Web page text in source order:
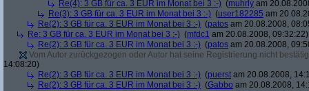
Re(4): 3 GB für ca. 3 EUR im Monat bei 3 :-) (muhrly am
Re(3): 3 GB für ca. 3 EUR im Monat bei 3 :-) (user182285 am
Re(2): 3 GB für ca. 3 EUR im Monat bei 3 :-) (patos am 20.08.2008,
Re: 3 GB für ca. 3 EUR im Monat bei 3 :-) (mfdc1 am 20.08.2008, 09:32:22)
Re(2): 3 GB für ca. 3 EUR im Monat bei 3 :-) (patos am 20.08.2008,
Vom Autor zurückgezogen oder Autor hat seine Registrierung nicht
14:08:20)
Re(2): 3 GB für ca. 3 EUR im Monat bei 3 :-) (puerst am 20.08.2008,
Re(2): 3 GB für ca. 3 EUR im Monat bei 3 :-) (Gabbo am 20.08.2008,